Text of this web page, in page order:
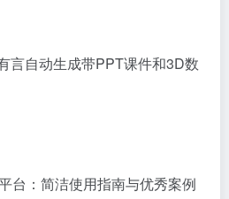
言自动生成带PPT课件和3D数
台：简洁使用指南与优秀案例